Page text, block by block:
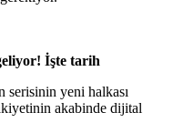
İşte tarih
serisinin yeni halkası
akabinde dijital